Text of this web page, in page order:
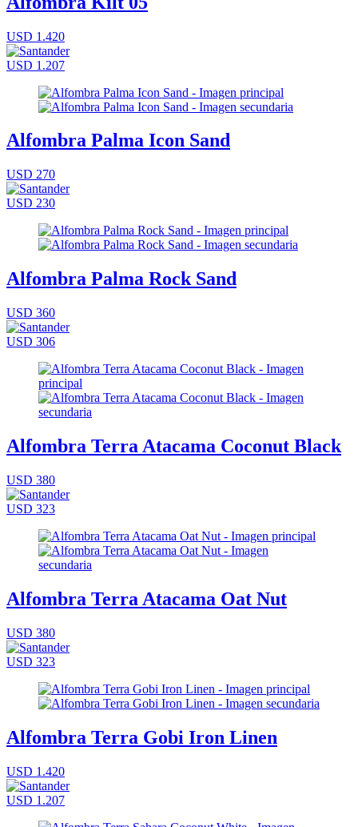
USD 1.420
USD 1.207
Alfombra Palma Icon Sand
USD 270
USD 230
Alfombra Palma Rock Sand
USD 360
USD 306
Alfombra Terra Atacama Coconut Black
USD 380
USD 323
Alfombra Terra Atacama Oat Nut
USD 380
USD 323
Alfombra Terra Gobi Iron Linen
USD 1.420
USD 1.207